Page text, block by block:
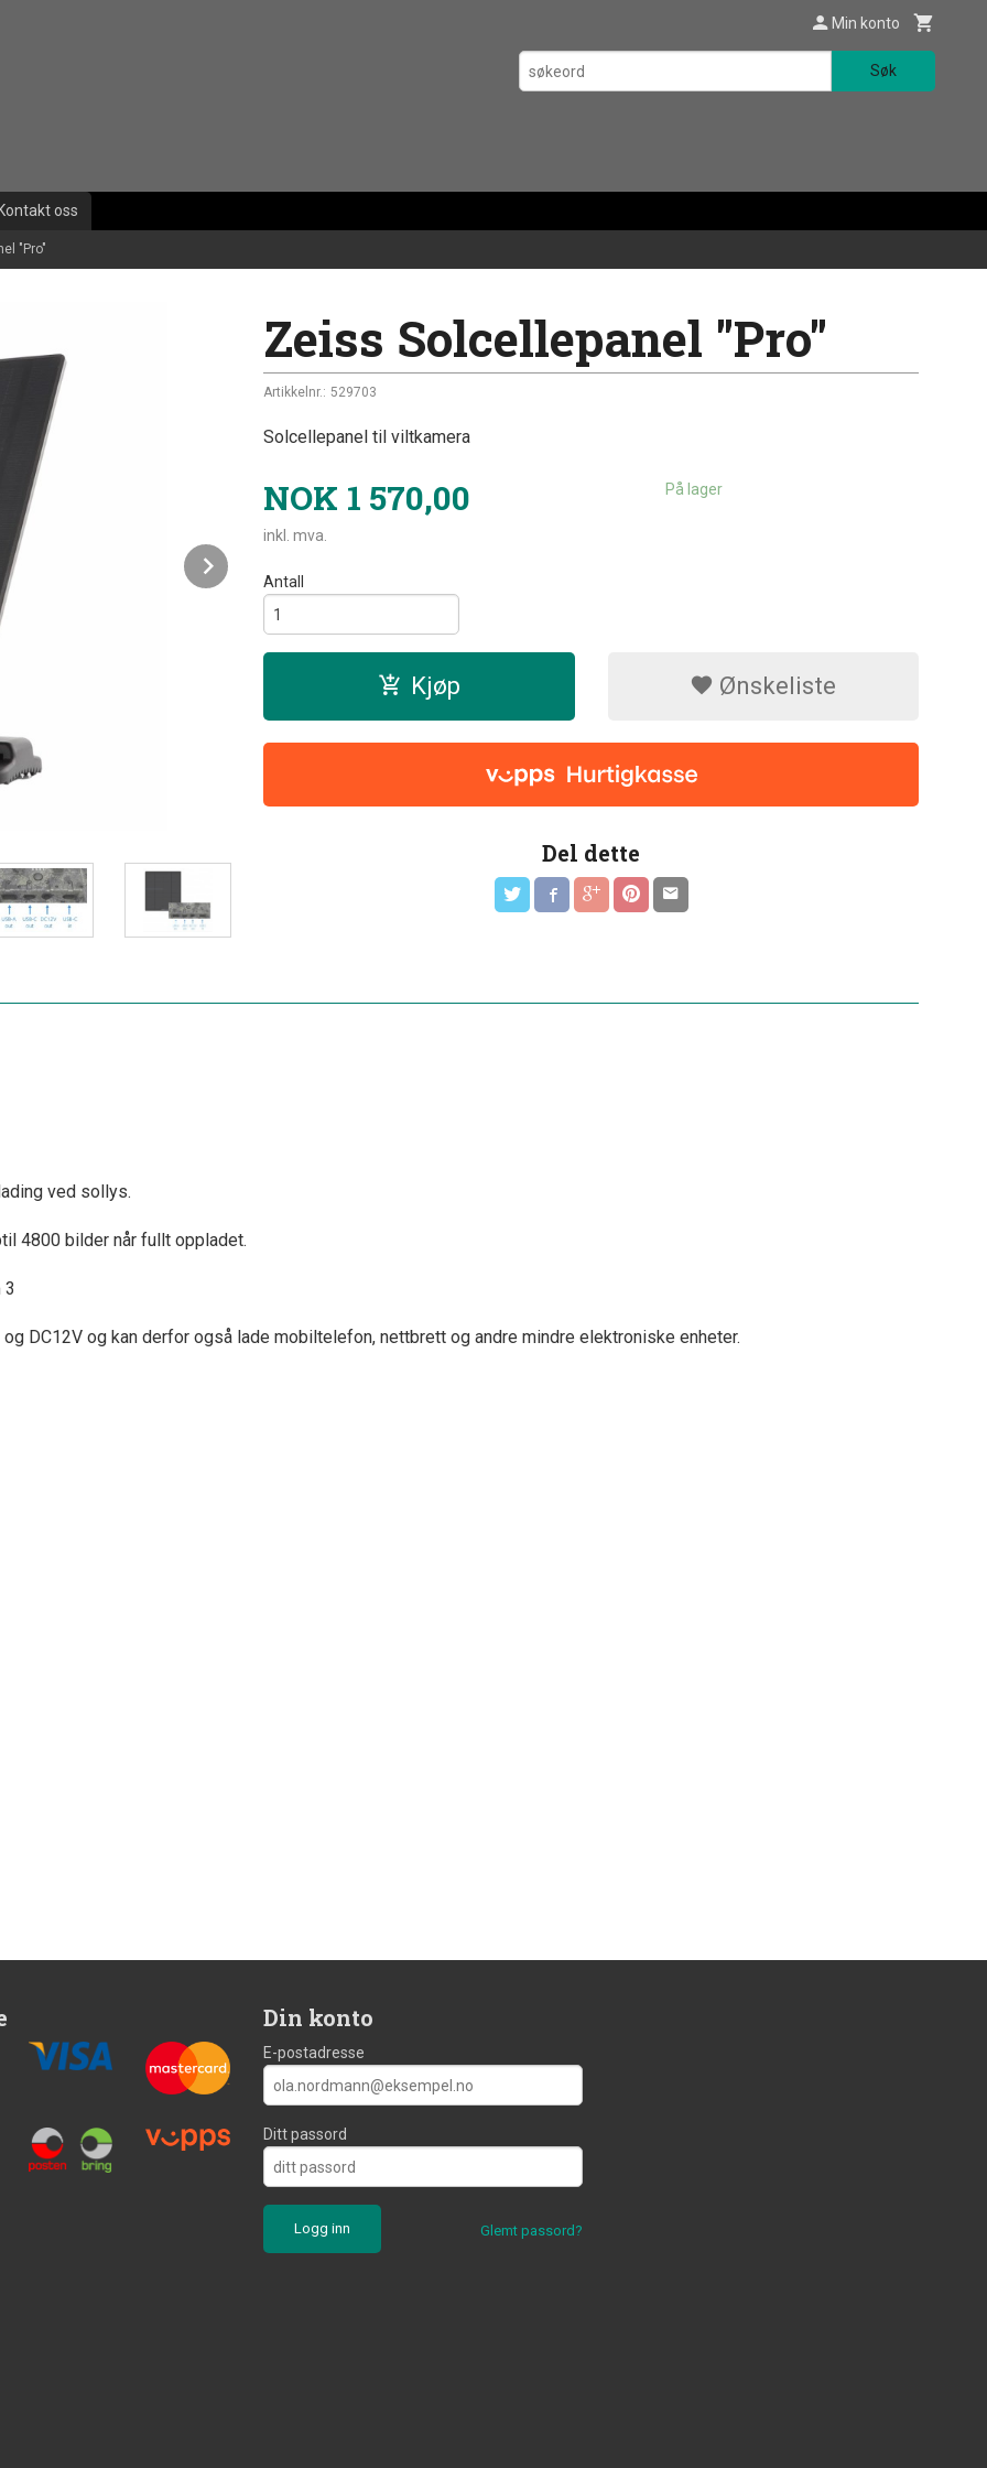
Min konto
Søk
oss
"Pro"
Zeiss Solcellepanel "Pro"
Artikkelnr.: 529703
Solcellepanel til viltkamera
NOK 1 570,00
inkl. mva.
På lager
Antall
Kjøp Ønskeliste
Del dette
ved sollys.
4800 bilder når fullt oppladet.
3
DC12V og kan derfor også lade mobiltelefon, nettbrett og andre mindre elektroniske enheter.
Din konto
E-postadresse
Ditt passord
Glemt passord?